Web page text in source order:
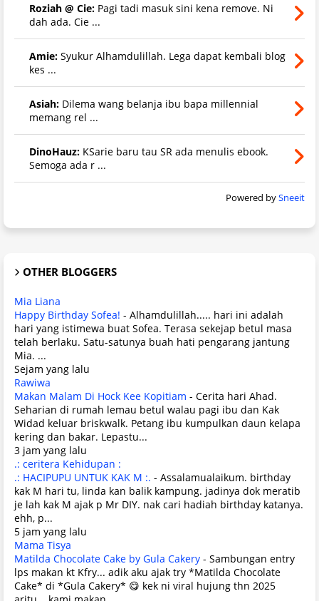
Roziah @ Cie: Pagi tadi masuk sini kena remove. Ni
dah ada. Cie ...
Amie: Syukur Alhamdulillah. Lega dapat kembali blog
kes ...
Asiah: Dilema wang belanja ibu bapa millennial
memang rel ...
DinoHauz: KSarie baru tau SR ada menulis ebook.
Semoga ada r ...
Powered bySneeit
OTHER BLOGGERS
Mia Liana
Happy Birthday Sofea! - Alhamdulillah..... hari ini adalah
hari yang istimewa buat Sofea. Terasa sekejap betul masa
telah berlaku. Satu-satunya buah hati pengarang jantung
Mia. ...
Sejam yang lalu
Rawiwa
Makan Malam Di Hock Kee Kopitiam - Cerita hari Ahad.
Seharian di rumah lemau betul walau pagi ibu dan Kak
Widad keluar briskwalk. Petang ibu kumpulkan daun kelapa
kering dan bakar. Lepastu...
3 jam yang lalu
.: ceritera Kehidupan :
.: HACIPUPU UNTUK KAK M :. - Assalamualaikum. birthday
kak M hari tu, linda kan balik kampung. jadinya dok meratib
je lah kak M ajak p Mr DIY. nak cari hadiah birthday katanya.
ehh, p...
5 jam yang lalu
Mama Tisya
Matilda Chocolate Cake by Gula Cakery - Sambungan entry
lps makan kt Kfry... adik aku ajak try *Matilda Chocolate
Cake* di *Gula Cakery* 😋 kek ni viral hujung thn 2025